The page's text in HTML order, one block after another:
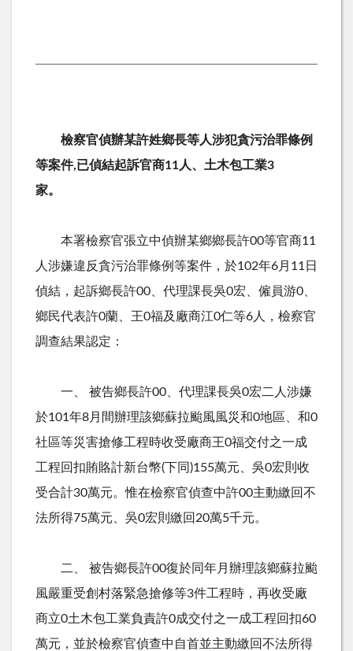
檢察官偵辦某許姓鄉長等人涉犯貪污治罪條例
等案件,已偵結起訴官商11人、土木包工業3
家。
本署檢察官張立中偵辦某鄉鄉長許00等官商11
人涉嫌違反貪污治罪條例等案件，於102年6月11日
偵結，起訴鄉長許00、代理課長吳0宏、僱員游0、
鄉民代表許0蘭、王0福及廠商江0仁等6人，檢察官
調查結果認定：
一、 被告鄉長許00、代理課長吳0宏二人涉嫌
於101年8月間辦理該鄉蘇拉颱風風災和0地區、和0
社區等災害搶修工程時收受廠商王0福交付之一成
工程回扣賄賂計新台幣(下同)155萬元、吳0宏則收
受合計30萬元。惟在檢察官偵查中許00主動繳回不
法所得75萬元、吳0宏則繳回20萬5千元。
二、 被告鄉長許00復於同年月辦理該鄉蘇拉颱
風嚴重受創村落緊急搶修等3件工程時，再收受廠
商立0土木包工業負責許0成交付之一成工程回扣60
萬元，並於檢察官偵查中自首並主動繳回不法所得